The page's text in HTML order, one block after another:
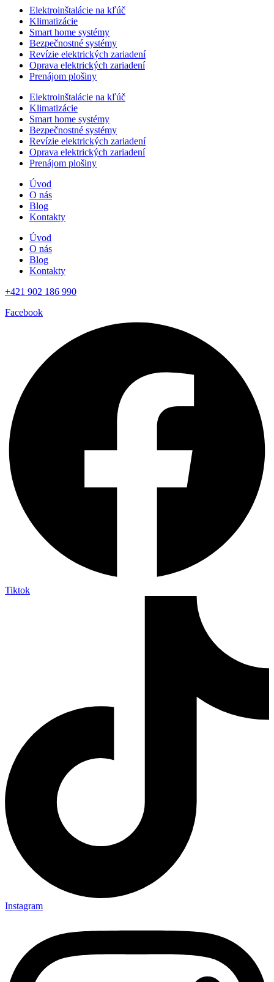
Elektroinštalácie na kľúč
Klimatizácie
Smart home systémy
Bezpečnostné systémy
Revízie elektrických zariadení
Oprava elektrických zariadení
Prenájom plošiny
Elektroinštalácie na kľúč
Klimatizácie
Smart home systémy
Bezpečnostné systémy
Revízie elektrických zariadení
Oprava elektrických zariadení
Prenájom plošiny
Úvod
O nás
Blog
Kontakty
Úvod
O nás
Blog
Kontakty
+421 902 186 990
Facebook
Tiktok
Instagram